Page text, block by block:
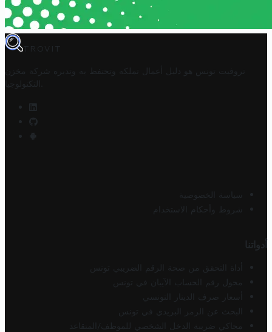
TROVIT
تروفيت تونس هو دليل أعمال تملكه وتحتفظ به وتديره
شركة مخزن
التكنولوجيا
سياسة الخصوصية
شروط وأحكام الاستخدام
أدواتنا
أداة التحقق من صحة الرقم الضريبي تونس
محول رقم الحساب الآيبان في تونس
أسعار صرف الدينار التونسي
البحث عن الرمز البريدي في تونس
محاكي ضريبة الدخل الشخصي للموظف/المتقاعد